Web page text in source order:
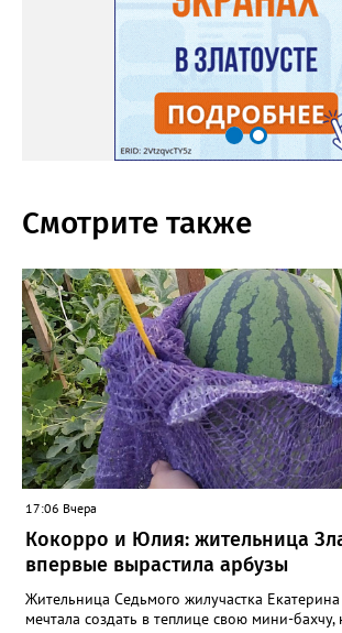
Смотрите также
17:06 Вчера
Кокорро и Юлия: жительница
впервые вырастила арбузы
Жительница Седьмого жилучастка Екатерина
мечтала создать в теплице свою мини-